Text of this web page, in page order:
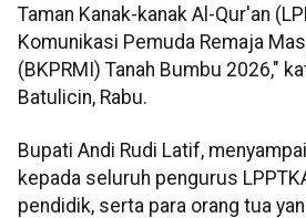
Taman Kanak-kanak Al-Qur'an
Komunikasi Pemuda Remaja
(BKPRMI) Tanah Bumbu 2026,"
Batulicin, Rabu.
Bupati Andi Rudi Latif,
kepada seluruh pengurus
pendidik, serta para orang tua